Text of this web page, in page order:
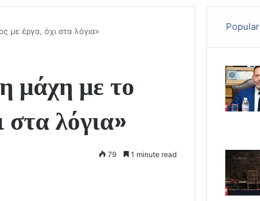
με έργα, όχι στα λόγια»
μάχη με το
στα λόγια»
79 1 minute read
Popular